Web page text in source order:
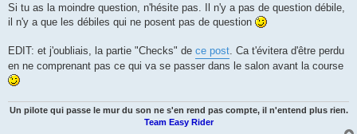
Si tu as la moindre question, n'hésite pas. Il n'y a pas de question débile,
il n'y a que les débiles qui ne posent pas de question
EDIT: et j'oubliais, la partie "Checks" de ce post . Ca t'évitera d'être perdu
en ne comprenant pas ce qui va se passer dans le salon avant la course
Un pilote qui passe le mur du son ne s'en rend pas compte, il n'entend plus rien.
Team Easy Rider